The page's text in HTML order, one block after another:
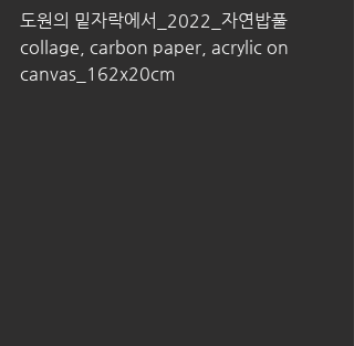
도원의 밑자락에서_2022_자연밥풀
collage, carbon paper, acrylic on
canvas_162x20cm